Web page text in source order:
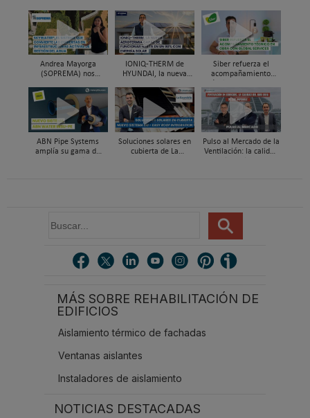
Andrea Mayorga
(SOPREMA) nos
cubierta azul-verde
IONIQ-THERM de
HYUNDAI, la nueva
funcionar hasta en un
98% con energía solar
Siber refuerza el
acompañamiento
soporte al instalador
con Global Services
ABN Pipe Systems
amplía su gama de
Soluciones solares en
cubierta de La
Pulso al Mercado de la
Ventilación: la calidad
u
MÁS SOBRE REHABILITACIÓN DE
EDIFICIOS
Aislamiento térmico de fachadas
Ventanas aislantes
Instaladores de aislamiento
NOTICIAS DESTACADAS